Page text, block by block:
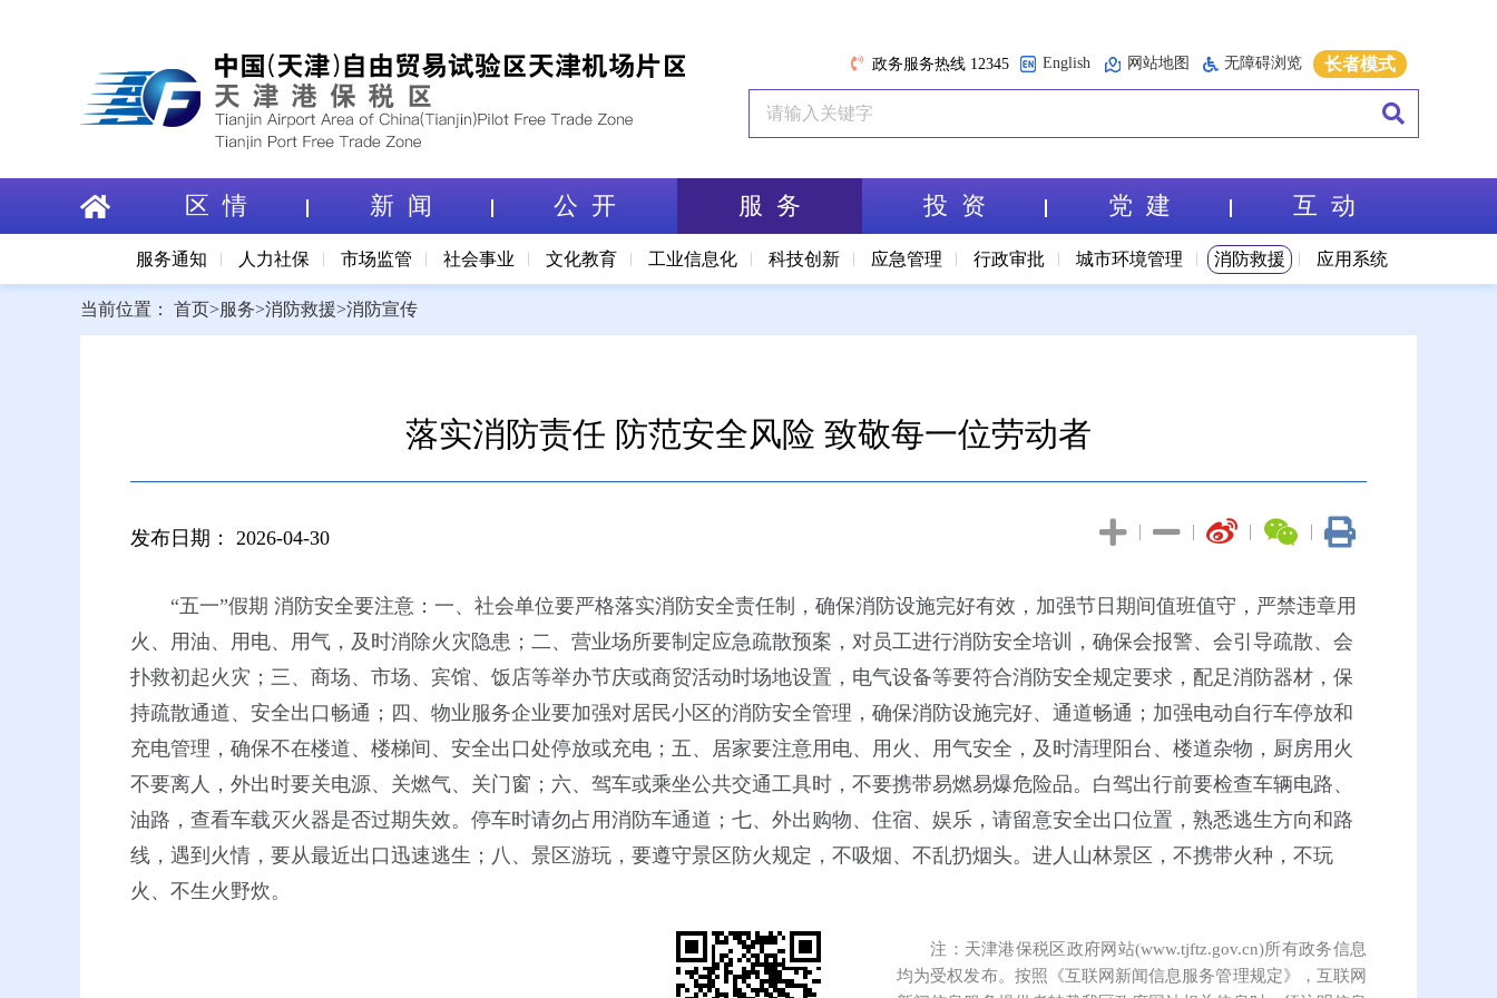
政务服务热线 12345 English 网站地图 无障碍浏览 长者模式
区 情 新 闻 公 开 服 务
服务通知 人力社保 市场监管 社会事业 文化教育 工业信息化 科技创新 应急管理 行政审批 城市环境管理 消防救援 应用系统
投 资 党 建 互 动
当前位置： 首页>服务>消防救援>消防宣传
落实消防责任 防范安全风险 致敬每一位劳动者
发布日期： 2026-04-30 |
|
|
|
“五一”假期 消防安全要注意： 一、社会单位要严格落实消防安全责任制，确保消防设施完好有效，加强节日期间值班值守，严禁违章用
火、用油、用电、用气，及时消除火灾隐患；二、营业场所要制定应急疏散预案，对员工进行消防安全培训，确保会报警、会引导疏散、会
扑救初起火灾；三、商场、市场、宾馆、饭店等举办节庆或商贸活动时场地设置，电气设备等要符合消防安全规定要求，配足消防器材，保
持疏散通道、安全出口畅通； 四、物业服务企业要加强对居民小区的消防安全管理，确保消防设施完好、通道畅通；加强电动自行车停放和
充电管理，确保不在楼道、楼梯间、安全出口处停放或充电；五、居家要注意用电、用火、用气安全，及时清理阳台、楼道杂物，厨房用火
不要离人，外出时要关电源、关燃气、关门窗； 六、驾车或乘坐公共交通工具时，不要携带易燃易爆危险品。白驾出行前要检查车辆电路、
油路，查看车载灭火器是否过期失效。停车时请勿占用消防车通道；七、外出购物、住宿、娱乐，请留意安全出口位置，熟悉逃生方向和路
线，遇到火情，要从最近出口迅速逃生；八、景区游玩，要遵守景区防火规定，不吸烟、不乱扔烟头。进人山林景区，不携带火种，不玩
火、不生火野炊。
注：天津港保税区政府网站(www.tjftz.gov.cn)所有政务信息
均为受权发布。按照《互联网新闻信息服务管理规定》，互联网